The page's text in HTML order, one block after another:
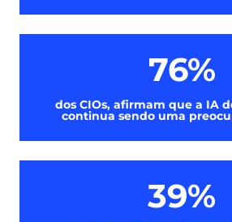
76%
dos CIOs, afirmam que a IA
continua sendo uma
39%